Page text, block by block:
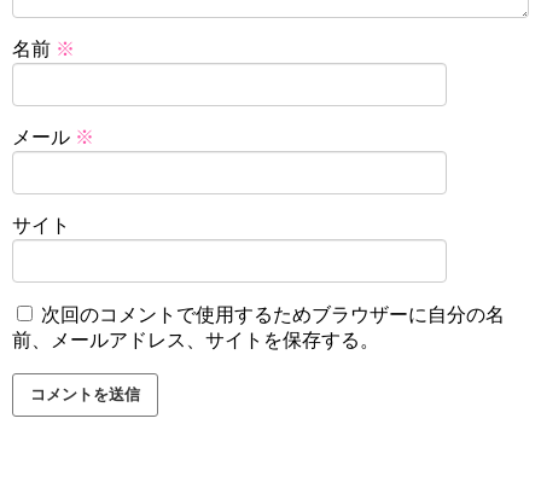
名前 ※
メール ※
サイト
次回のコメントで使用するためブラウザーに自分の名
前、メールアドレス、サイトを保存する。